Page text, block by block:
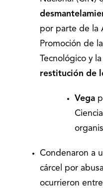
por parte de la
Promoción de
Tecnológico y
restitución de
Vega
Condenaron a
cárcel por
ocurrieron